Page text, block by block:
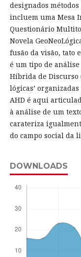
designados
incluem uma Mesa
Questionário
Novela
fusão da visão, tato
é um tipo de
Híbrida de Discurso
lógicas’
AHD é aqui
à análise de um
carateriza
do campo social da
DOWNLOADS